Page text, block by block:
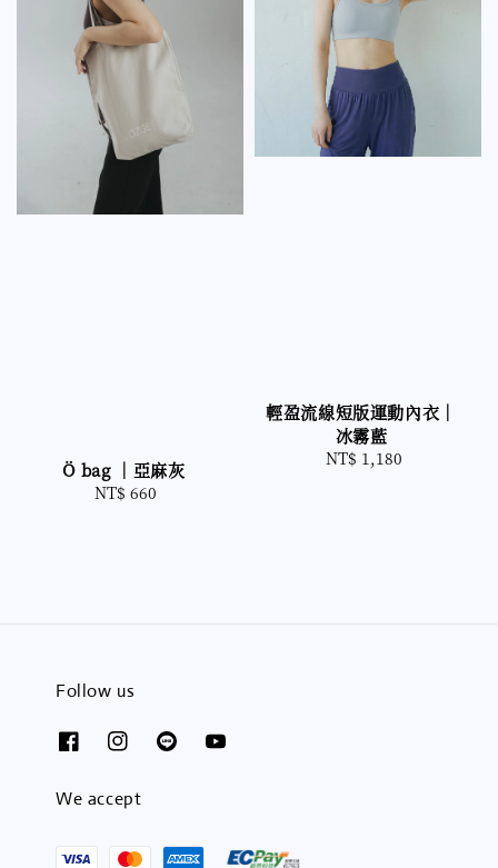
Ö bag ｜亞麻灰
Regular
NT$ 660
輕盈流線短版運動內衣｜
冰霧藍
Regular
NT$ 1,180
Follow us
We accept